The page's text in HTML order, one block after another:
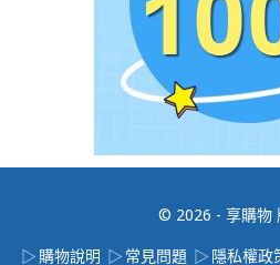
© 2026 - 享購物
購物說明
常見問題 隱私權政